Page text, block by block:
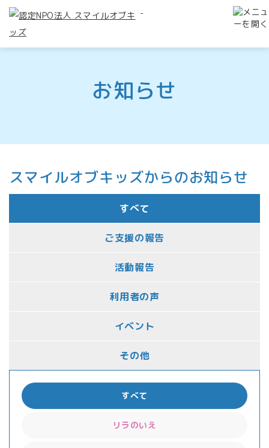
-
お知らせ
スマイルオブキッズからのお知らせ
すべて
ご支援の報告
活動報告
利用者の声
イベント
その他
すべて
リラのいえ